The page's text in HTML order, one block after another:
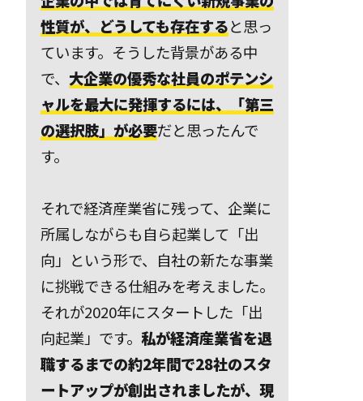
性質が、どうしても存在すると思っ
ています。そうした背景がある中
で、 大企業の優秀な社員のポテンシ
ャルを最大に発揮するには、「第三
の選択肢」が必要だと思ったんで
す。
それで経済産業省に残って、企業に
所属しながらも自ら起業して「出
向」という形で、自社の新たな事業
に挑戦できる仕組みを考えました。
それが2020年にスタートした「出
向起業」です。 私が経済産業省を退
職するまでの約2年間で28社のスタ
ートアップが創出されましたが、現